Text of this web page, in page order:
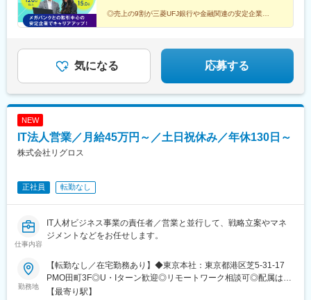
◎売上の9割が三菱UFJ銀行や金融関連の安定企業
気になる 応募する
NEW
IT法人営業／月給45万円～／土日祝休み／年休130日～
株式会社リグロス
正社員 転勤なし
仕事内容
IT人材ビジネス事業の責任者／営業と並行して、戦略立案やマネ
ジメントなどをお任せします。
勤務地
【転勤なし／在宅勤務あり】◆東京本社：東京都港区芝5-31-17
PMO田町3F◎U・Iターン歓迎◎リモートワーク相談可◎配属は希
望を考慮し決定します※受動喫煙対策：屋内全面禁煙
【最寄り駅】